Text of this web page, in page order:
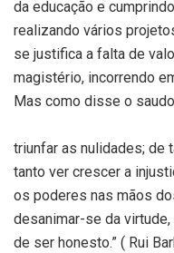
da educação e
realizando vários
se justifica a falta de
magistério, incorrendo
Mas como disse o
“De
triunfar as nulidades; de
tanto ver crescer a
os poderes nas mãos
desanimar-se da
de ser honesto.” ( Rui